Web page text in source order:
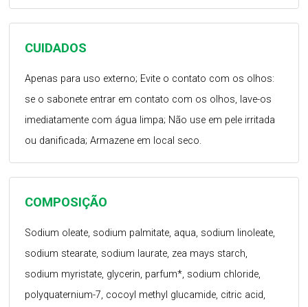
COMPOSIÇÃO
Sodium oleate, sodium palmitate, aqua, sodium linoleate,
sodium stearate, sodium laurate, zea mays starch,
sodium myristate, glycerin, parfum*, sodium chloride,
polyquaternium-7, cocoyl methyl glucamide, citric acid,
CUIDADOS
Apenas para uso externo; Evite o contato com os olhos:
se o sabonete entrar em contato com os olhos, lave-os
imediatamente com água limpa; Não use em pele irritada
ou danificada; Armazene em local seco.